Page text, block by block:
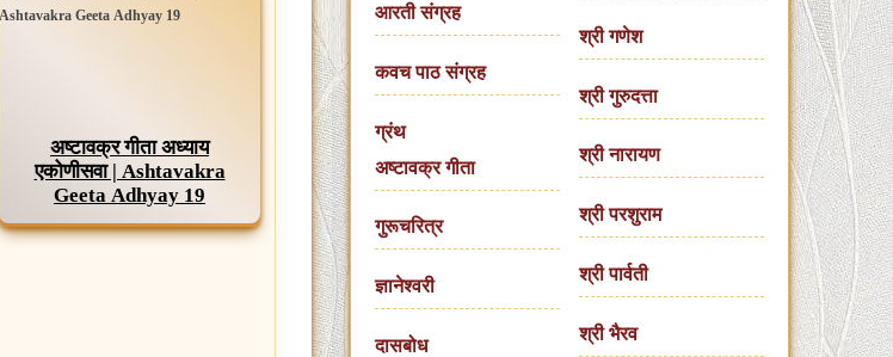
अष्टावक्र गीता अध्याय
एकोणीसवा | Ashtavakra
Geeta Adhyay 19
आरती संग्रह
कवच पाठ संग्रह
ग्रंथ
अष्टावक्र गीता
गुरूचरित्र
ज्ञानेश्वरी
दासबोध
श्री गणेश
श्री गुरुदत्ता
श्री नारायण
श्री परशुराम
श्री पार्वती
श्री भैरव